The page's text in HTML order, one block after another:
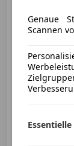
Genaue
Scannen